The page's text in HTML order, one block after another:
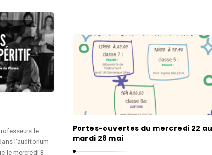
le
l’auditorium
le mercredi 3
Portes-ouvertes du mercredi 22 au
mardi 28 mai